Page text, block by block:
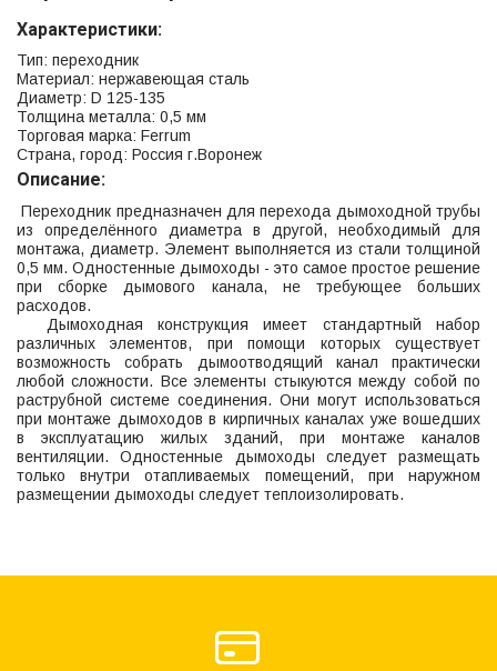
Характеристики:
Тип: переходник
Материал: нержавеющая сталь
Диаметр: D 125-135
Толщина металла: 0,5 мм
Торговая марка: Ferrum
Страна, город: Россия г.Воронеж
Описание:
Переходник предназначен для перехода дымоходной трубы
из определённого диаметра в другой, необходимый для
монтажа, диаметр. Элемент выполняется из стали толщиной
0,5 мм. Одностенные дымоходы - это самое простое решение
при сборке дымового канала, не требующее больших
расходов.
Дымоходная конструкция имеет стандартный набор
различных элементов, при помощи которых существует
возможность собрать дымоотводящий канал практически
любой сложности. Все элементы стыкуются между собой по
раструбной системе соединения. Они могут использоваться
при монтаже дымоходов в кирпичных каналах уже вошедших
в эксплуатацию жилых зданий, при монтаже каналов
вентиляции. Одностенные дымоходы следует размещать
только внутри отапливаемых помещений, при наружном
размещении дымоходы следует теплоизолировать.